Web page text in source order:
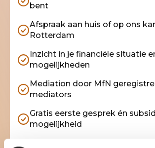
bent
Afspraak aan huis of op ons
Rotterdam
Inzicht in je financiële situatie
mogelijkheden
Mediation door MfN
mediators
Gratis eerste gesprek én
mogelijkheid